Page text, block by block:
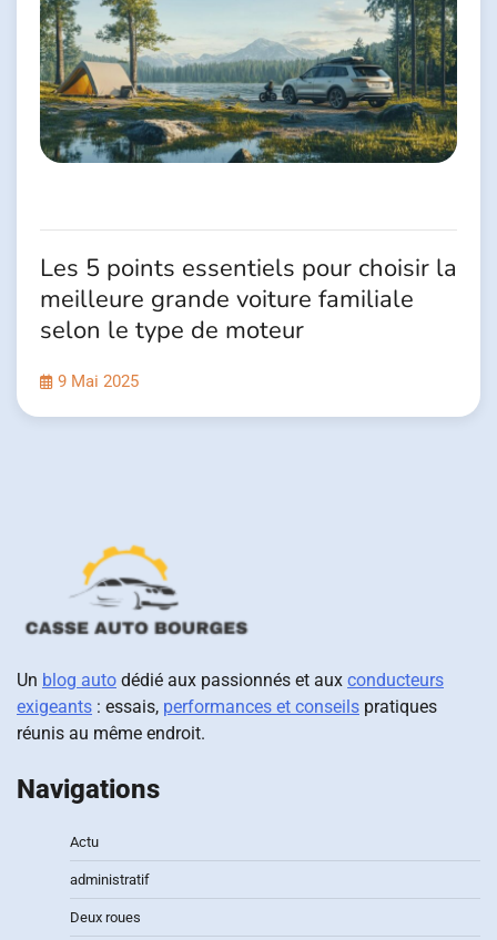
Les 5 points essentiels pour choisir la
meilleure grande voiture familiale
selon le type de moteur
9 Mai 2025
Un blog auto dédié aux passionnés et aux conducteurs
exigeants : essais, performances et conseils pratiques
réunis au même endroit.
Navigations
Actu
administratif
Deux roues